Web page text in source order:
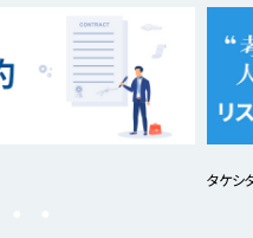
タケシ